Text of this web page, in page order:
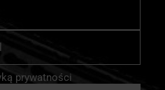
prywatności